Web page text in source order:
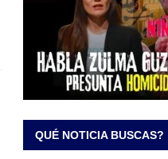
QUÉ NOTICIA BUSCAS?